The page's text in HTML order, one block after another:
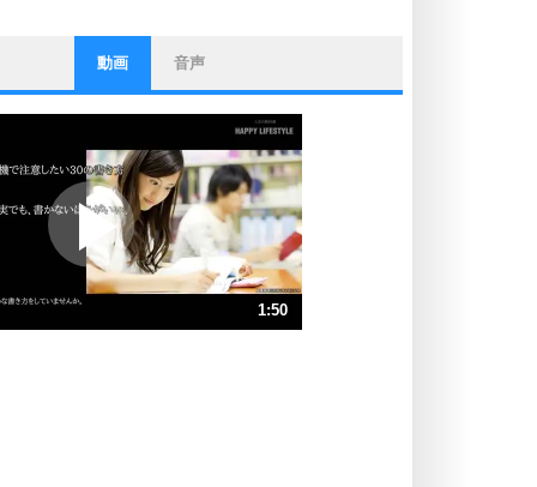
ストレス対策
他人と比べない。
いっそのこと、他人を見ない。
プラス思考
ポジティブになれない原因は、行動
しないから。
ポジティブ思考になる30の方法
ストレス対策
動画 音声
1:50